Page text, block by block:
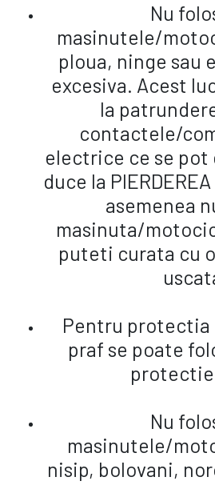
Nu
masinutele/
ploua, ninge sau
excesiva. Acest
la
contactele/
electrice ce se
duce la
asemenea
masinuta/
puteti curata cu
Pentru protectia
praf se poate
Nu
masinutele/
nisip, bolovani,